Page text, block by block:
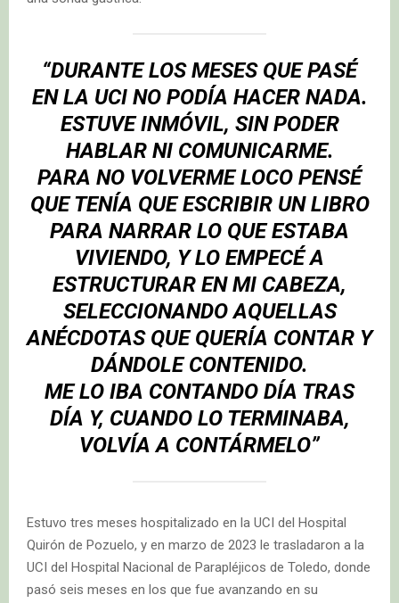
“DURANTE LOS MESES QUE PASÉ
EN LA UCI NO PODÍA HACER NADA.
ESTUVE INMÓVIL, SIN PODER
HABLAR NI COMUNICARME.
PARA NO VOLVERME LOCO PENSÉ
QUE TENÍA QUE ESCRIBIR UN LIBRO
PARA NARRAR LO QUE ESTABA
VIVIENDO, Y LO EMPECÉ A
ESTRUCTURAR EN MI CABEZA,
SELECCIONANDO AQUELLAS
ANÉCDOTAS QUE QUERÍA CONTAR Y
DÁNDOLE CONTENIDO.
ME LO IBA CONTANDO DÍA TRAS
DÍA Y, CUANDO LO TERMINABA,
VOLVÍA A CONTÁRMELO”
Estuvo tres meses hospitalizado en la UCI del Hospital
Quirón de Pozuelo, y en marzo de 2023 le trasladaron a la
UCI del Hospital Nacional de Parapléjicos de Toledo, donde
pasó seis meses en los que fue avanzando en su